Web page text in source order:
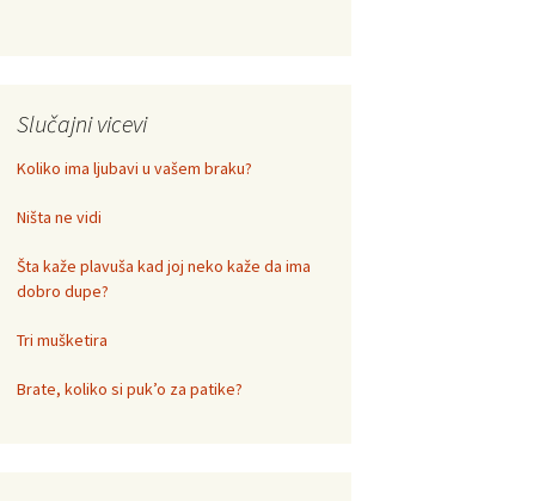
Slučajni vicevi
Koliko ima ljubavi u vašem braku?
Ništa ne vidi
Šta kaže plavuša kad joj neko kaže da ima
dobro dupe?
Tri mušketira
Brate, koliko si puk’o za patike?